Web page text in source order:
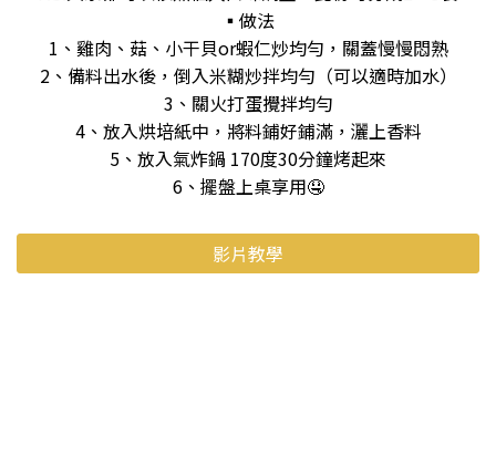
▪️做法
1、雞肉、菇、小干貝or蝦仁炒均勻，關蓋慢慢悶熟
2、備料出水後，倒入米糊炒拌均勻（可以適時加水）
3、關火打蛋攪拌均勻
4、放入烘培紙中，將料鋪好鋪滿，灑上香料
5、放入氣炸鍋 170度30分鐘烤起來
6、擺盤上桌享用🤤
影片教學